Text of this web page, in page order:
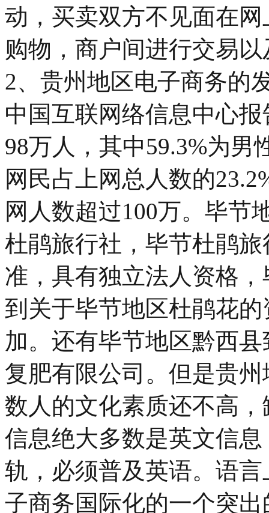
动，买卖双方不见面在
购物，商户间进行交易
2、贵州地区电子商务的
中国互联网络信息中心
98万人，其中59.3%为男
网民占上网总人数的
网人数超过100万。毕节
杜鹃旅行社，毕节杜鹃
准，具有独立法人资格
到关于毕节地区杜鹃花
加。还有毕节地区黔西
复肥有限公司。但是贵
数人的文化素质还不高
信息绝大多数是英文信
轨，必须普及英语。语
子商务国际化的一个突